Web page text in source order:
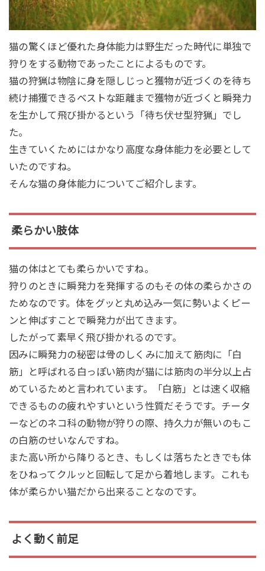
猫の驚くほど優れた身体能力は野生だった時代に単独で
狩りをする動物であったことによるものです。
猫の狩猟は物陰に身を隠しじっと獲物が近づくのを待ち
続け捕獲できるベストな距離まで獲物が近づくと瞬発力
を生かして飛び掛かるという「待ち伏せ型狩猟」でし
た。
生きていくためにはかなり高度な身体能力を必要として
いたのですね。
そんな猫の身体能力についてご紹介します。
柔らかい肢体
猫の体はとても柔らかいですね。
狩りのときに瞬発力を発揮するのもその体の柔らかさの
ためなのです。体をグッと丸め込み一気に勢いよくピー
ンと伸ばすことで瞬発力が出てきます。
したがって素早く飛び掛かれるのです。
因みに瞬発力の秘密は骨のしくみに加えて筋肉に「白
筋」と呼ばれる白っぽい筋肉が猫には筋肉の半分以上占
めているためと言われています。「白筋」とは速く収縮
できるものの疲れやすいという性質だそうです。チータ
ーなどのネコ科の動物が狩りの際、持久力が無いのもこ
の白筋のせいなんですね。
また高い所から降りるとき、もしくは落ちたときでも体
をひねってクルッと回転して足から着地します。これも
体が柔らかい猫だから出来ることなのです。
よく動く前足